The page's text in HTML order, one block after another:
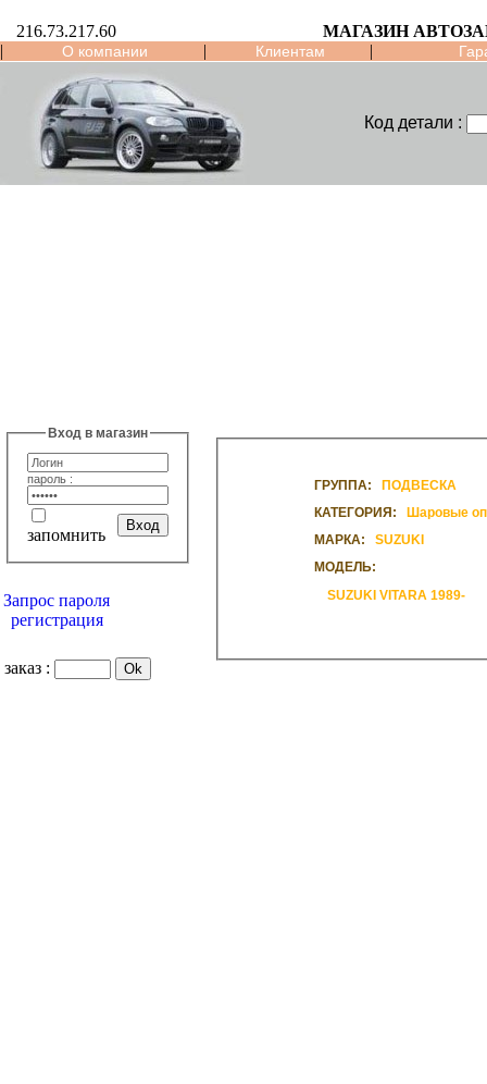
216.73.217.60
МАГАЗИН
|
О компании | Клиентам |
Код детали :
Вход в магазин
пароль :
запомнить
Запрос пароля
регистрация
заказ :
ГРУППА:
ПОДВЕСКА
КАТЕГОРИЯ:
Шаровые
МАРКА:
SUZUKI
МОДЕЛЬ:
SUZUKI VITARA 1989-